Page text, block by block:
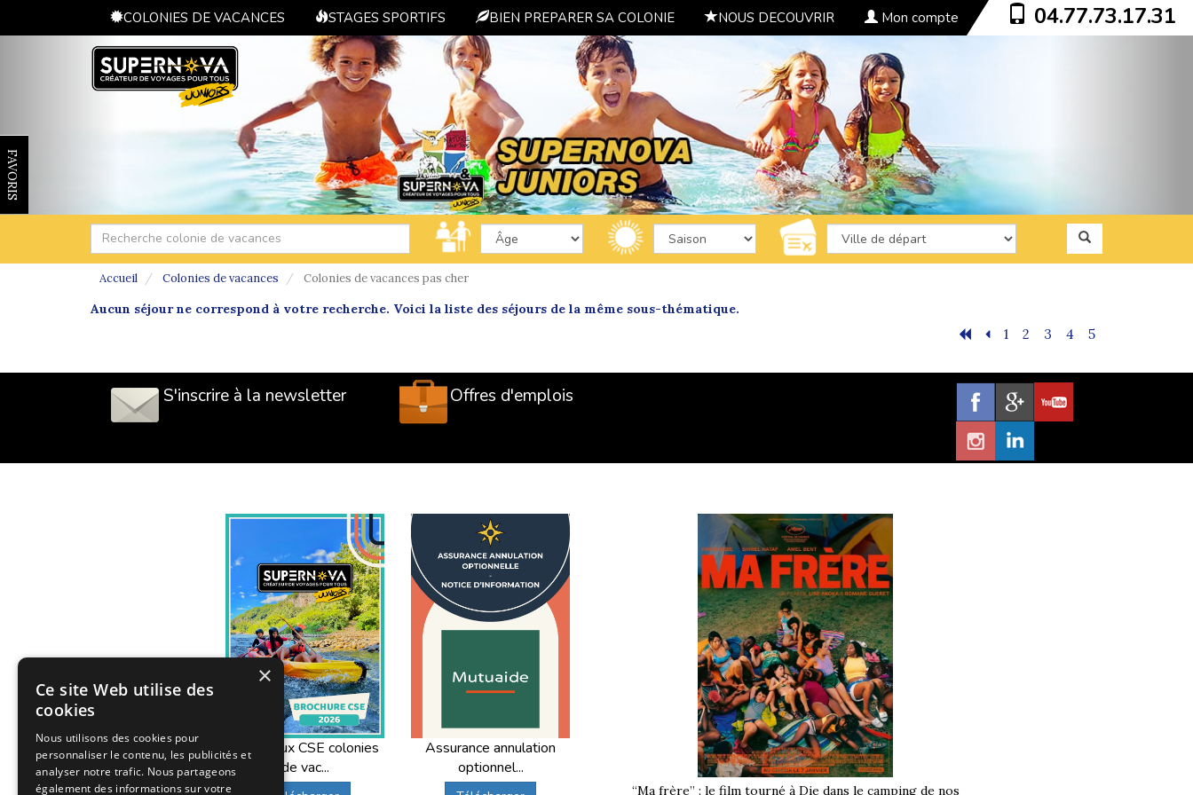
COLONIES DE VACANCES STAGES SPORTIFS BIEN PREPARER SA COLONIE NOUS DECOUVRIR Mon compte 04.77.73.17.31
FAVORIS
Accueil Colonies de vacances Colonies de vacances pas cher
Aucun séjour ne correspond à votre recherche. Voici la liste des séjours de la même sous-thématique.
1 2 3 4 5
S'inscrire à la newsletter Offres d'emplois
Offres aux CSE colonies
de vac...
Assurance annulation
optionnel...
“Ma frère” : le film tourné à Die dans le camping de nos
×
Ce site Web utilise des
cookies
Nous utilisons des cookies pour
personnaliser le contenu, les publicités et
analyser notre trafic. Nous partageons
également des informations sur votre